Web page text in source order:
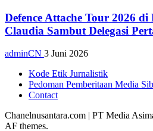
Defence Attache Tour 2026
Claudia Sambut Delegasi
adminCN 3 Juni 2026
Kode Etik Jurnalistik
Pedoman Pemberitaan Media
Contact
Chanelnusantara.com | PT Media
AF themes.